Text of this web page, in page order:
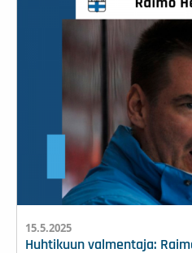
15.5.2025
Huhtikuun valmentaja: